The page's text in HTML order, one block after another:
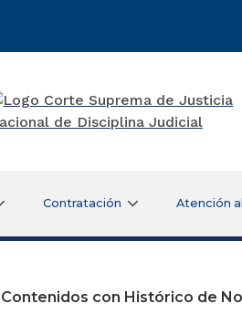
Contratación Atención
Contenidos con Histórico de